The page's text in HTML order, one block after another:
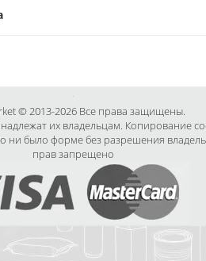
© 2013-2026 Все права защищены.
их владельцам. Копирование
ни было форме без разрешения
прав запрещено